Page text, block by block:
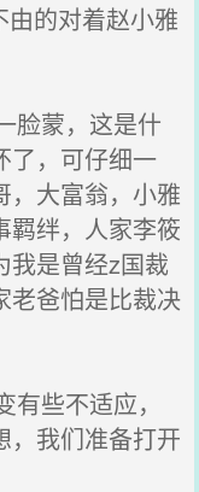
的对着赵小雅
脸蒙，这是什
了，可仔细一
，大富翁，小雅
羁绊，人家李筱
我是曾经z国裁
老爸怕是比裁决
些不适应，
，我们准备打开